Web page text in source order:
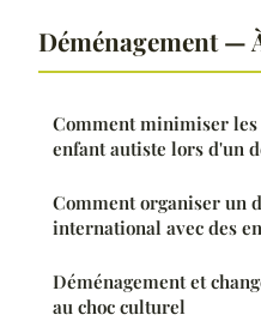
Déménagement —
Comment minimiser
enfant autiste lors d'un
Comment organiser un
international avec des
Déménagement et
au choc culturel